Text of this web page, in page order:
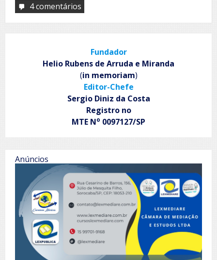
4 comentários
amor
sombras
Fundador
Helio Rubens de Arruda e Miranda
(in memoriam)
Editor-Chefe
Sergio Diniz da Costa
Registro no
MTE No 0097127/SP
Anúncios